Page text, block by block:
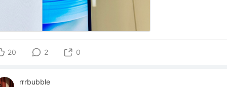
20 2 0
rrrbubble